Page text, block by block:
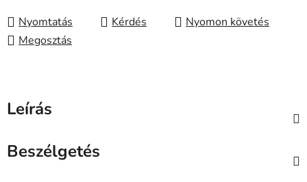
Nyomtatás Kérdés
Nyomon követés
Megosztás
Leírás
Beszélgetés